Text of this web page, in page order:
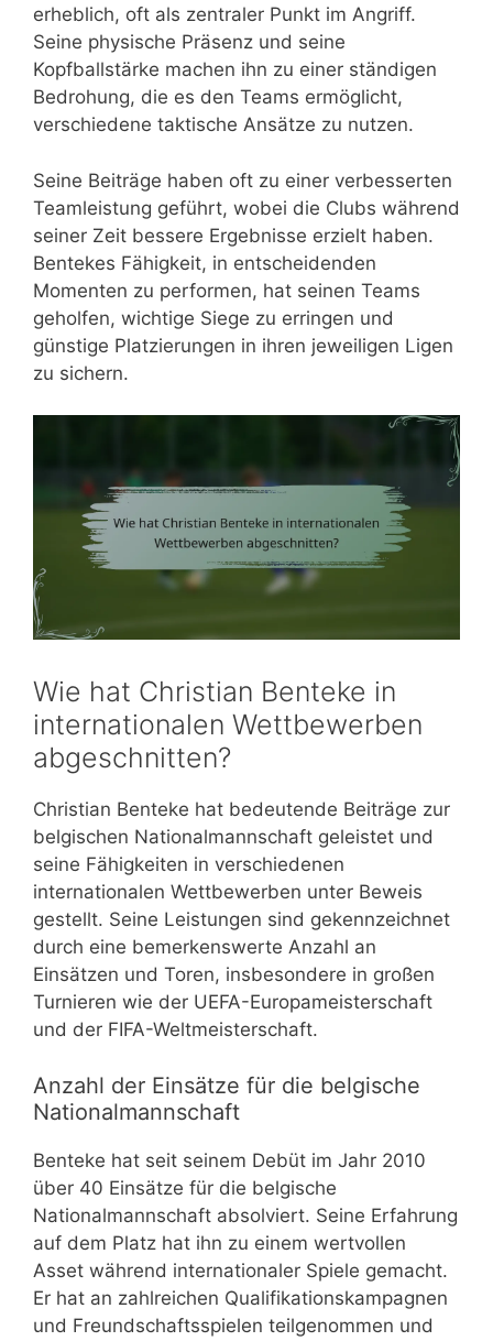
erheblich, oft als zentraler Punkt im Angriff.
Seine physische Präsenz und seine
Kopfballstärke machen ihn zu einer ständigen
Bedrohung, die es den Teams ermöglicht,
verschiedene taktische Ansätze zu nutzen.
Seine Beiträge haben oft zu einer verbesserten
Teamleistung geführt, wobei die Clubs während
seiner Zeit bessere Ergebnisse erzielt haben.
Bentekes Fähigkeit, in entscheidenden
Momenten zu performen, hat seinen Teams
geholfen, wichtige Siege zu erringen und
günstige Platzierungen in ihren jeweiligen Ligen
zu sichern.
Wie hat Christian Benteke in
internationalen Wettbewerben
abgeschnitten?
Christian Benteke hat bedeutende Beiträge zur
belgischen Nationalmannschaft geleistet und
seine Fähigkeiten in verschiedenen
internationalen Wettbewerben unter Beweis
gestellt. Seine Leistungen sind gekennzeichnet
durch eine bemerkenswerte Anzahl an
Einsätzen und Toren, insbesondere in großen
Turnieren wie der UEFA-Europameisterschaft
und der FIFA-Weltmeisterschaft.
Anzahl der Einsätze für die belgische
Nationalmannschaft
Benteke hat seit seinem Debüt im Jahr 2010
über 40 Einsätze für die belgische
Nationalmannschaft absolviert. Seine Erfahrung
auf dem Platz hat ihn zu einem wertvollen
Asset während internationaler Spiele gemacht.
Er hat an zahlreichen Qualifikationskampagnen
und Freundschaftsspielen teilgenommen und